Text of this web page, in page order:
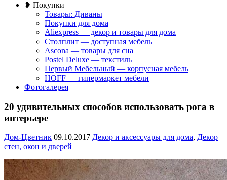
❥ Покупки
Товары: Диваны
Покупки для дома
Aliexpress — декор и товары для дома
Столплит — доступная мебель
Ascona — товары для сна
Postel Deluxe — текстиль
Первый Мебельный — корпусная мебель
HOFF — гипермаркет мебели
Фотогалерея
20 удивительных способов использовать рога в
интерьере
Дом-Цветник 09.10.2017 Декор и аксессуары для дома, Декор
стен, окон и дверей